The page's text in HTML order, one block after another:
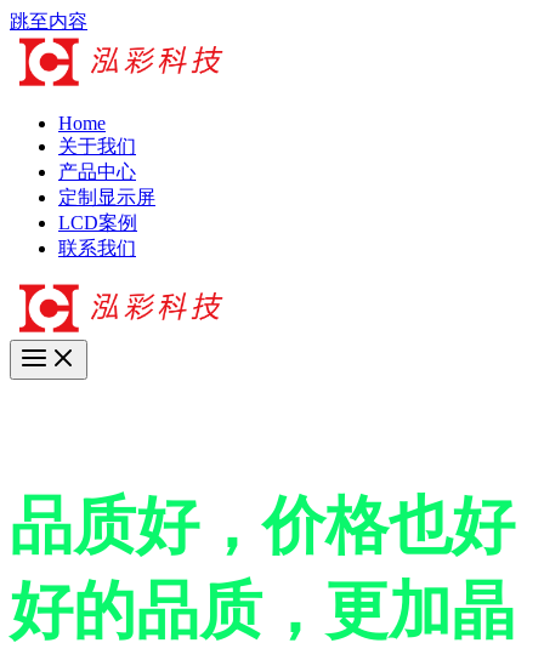
跳至内容
Home
关于我们
产品中心
定制显示屏
LCD案例
联系我们
品质好，价格也好
好的品质，更加晶